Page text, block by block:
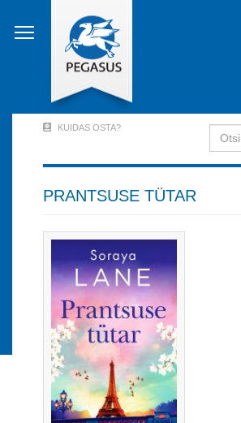
edasi
põhisisu
Account
Menu
KUIDAS OSTA? Otsing
PRANTSUSE TÜTAR